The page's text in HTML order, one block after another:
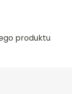
produktu